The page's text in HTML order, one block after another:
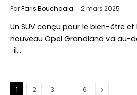
ParFaris Bouchaala 2 mars 2025
Un SUV conçu pour le bien-être
nouveau Opel Grandland va au-
: il…
1 2 3 … 6 Suivant